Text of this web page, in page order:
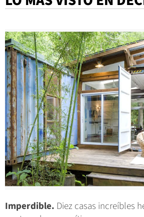
Imperdible. Diez casas increíbles